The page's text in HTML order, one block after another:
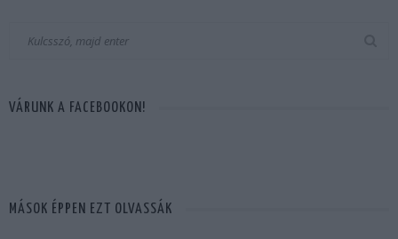
VÁRUNK A FACEBOOKON!
MÁSOK ÉPPEN EZT OLVASSÁK